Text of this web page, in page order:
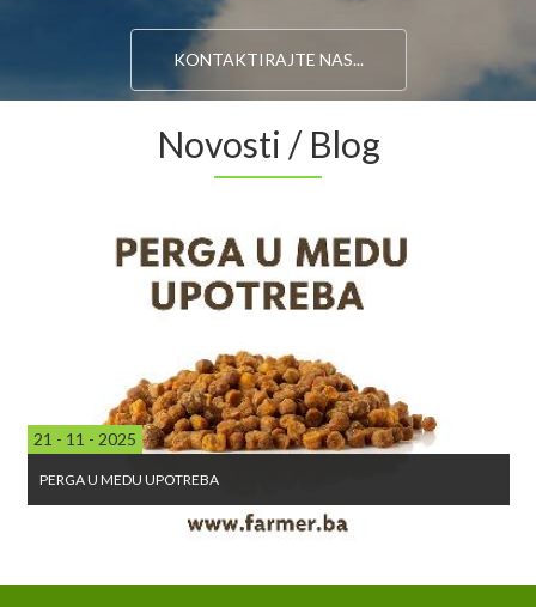
KONTAKTIRAJTE NAS...
Novosti / Blog
21 - 11 - 2025
PERGA U MEDU UPOTREBA